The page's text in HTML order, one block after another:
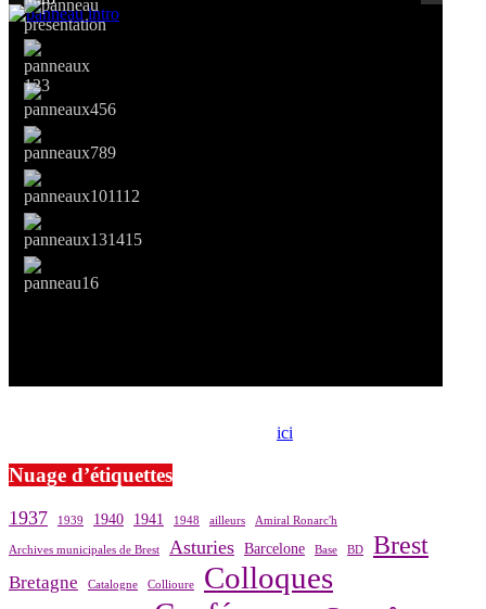
ici
Nuage d’étiquettes
1937 1939 1940 1941 1948 ailleurs Amiral Ronarc'h
Archives municipales de Brest Asturies Barcelone Base BD Brest
Bretagne Catalogne Collioure Colloques